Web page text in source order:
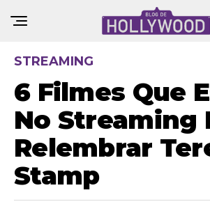
STREAMING
6 Filmes Que
No Streaming
Relembrar
Stamp